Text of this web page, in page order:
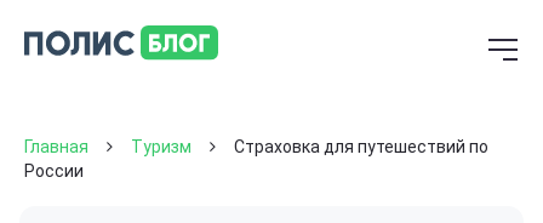
Главная Туризм
Страховка для путешествий по
России